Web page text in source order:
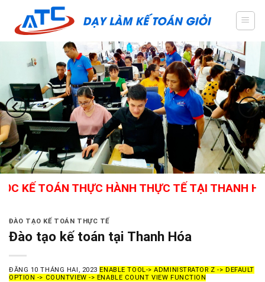
content
TOÁN THỰC HÀNH THỰC TẾ TẠI THANH HÓA -
ĐÀO TẠO KẾ TOÁN THỰC TẾ
Đào tạo kế toán tại Thanh Hóa
ĐĂNG 10 THÁNG HAI, 2023 ENABLE TOOL-> ADMINISTRATOR Z -> DEFAULT
OPTION -> COUNTVIEW -> ENABLE COUNT VIEW FUNCTION